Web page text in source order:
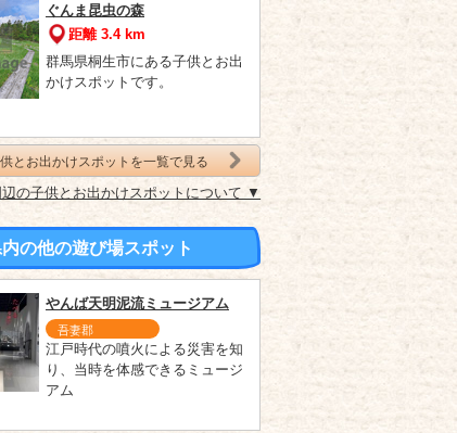
ぐんま昆虫の森
距離 3.4 km
群馬県桐生市にある子供とお出
かけスポットです。
とお出かけスポットを一覧で見る
の子供とお出かけスポットについて ▼
の他の遊び場スポット
やんば天明泥流ミュージアム
吾妻郡
江戸時代の噴火による災害を知
り、当時を体感できるミュージ
アム